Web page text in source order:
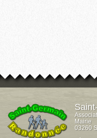
Mairie
03260